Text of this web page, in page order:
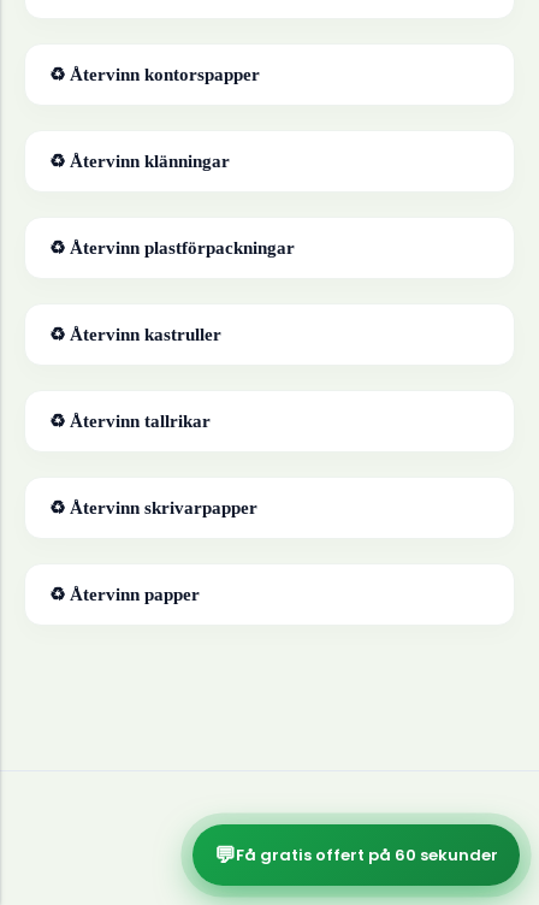
♻ Återvinn kontorspapper
♻ Återvinn klänningar
♻ Återvinn plastförpackningar
♻ Återvinn kastruller
♻ Återvinn tallrikar
♻ Återvinn skrivarpapper
♻ Återvinn papper
💬Få gratis offert på 60 sekunder